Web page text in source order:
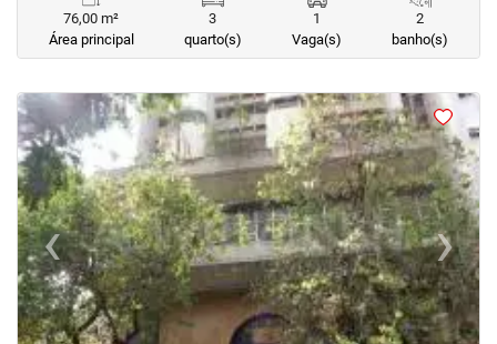
76,00 m²
Área principal
3
quarto(s)
1
Vaga(s)
2
banho(s)
<<
‹Previous ›Next